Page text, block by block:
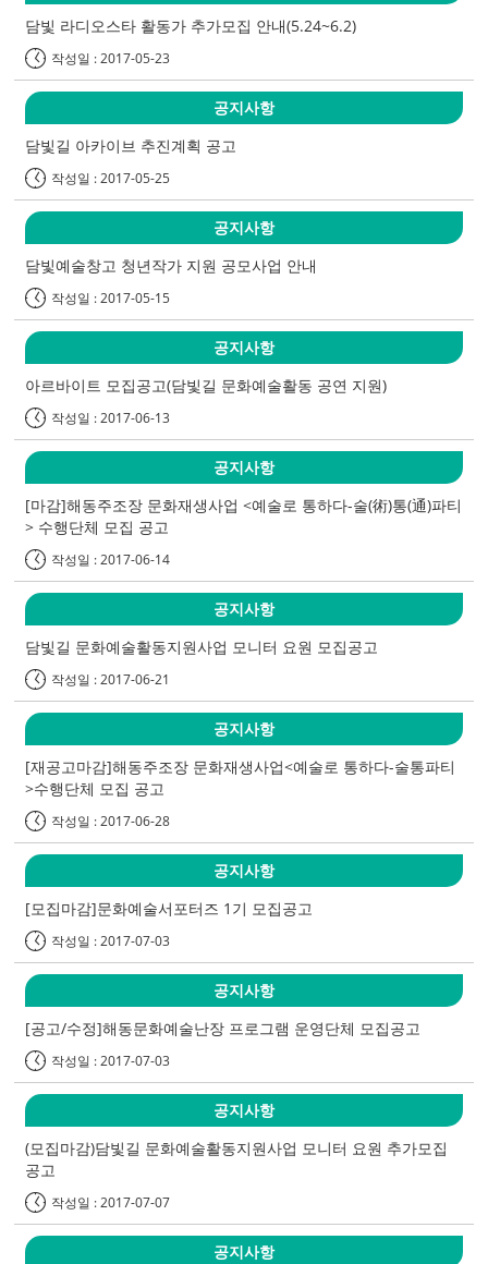
담빛 라디오스타 활동가 추가모집 안내(5.24~6.2)
작성일 : 2017-05-23
공지사항
담빛길 아카이브 추진계획 공고
작성일 : 2017-05-25
공지사항
담빛예술창고 청년작가 지원 공모사업 안내
작성일 : 2017-05-15
공지사항
아르바이트 모집공고(담빛길 문화예술활동 공연 지원)
작성일 : 2017-06-13
공지사항
[마감]해동주조장 문화재생사업 <예술로 통하다-술(術)통(通)파티
> 수행단체 모집 공고
작성일 : 2017-06-14
공지사항
담빛길 문화예술활동지원사업 모니터 요원 모집공고
작성일 : 2017-06-21
공지사항
[재공고마감]해동주조장 문화재생사업<예술로 통하다-술통파티
>수행단체 모집 공고
작성일 : 2017-06-28
공지사항
[모집마감]문화예술서포터즈 1기 모집공고
작성일 : 2017-07-03
공지사항
[공고/수정]해동문화예술난장 프로그램 운영단체 모집공고
작성일 : 2017-07-03
공지사항
(모집마감)담빛길 문화예술활동지원사업 모니터 요원 추가모집
공고
작성일 : 2017-07-07
공지사항